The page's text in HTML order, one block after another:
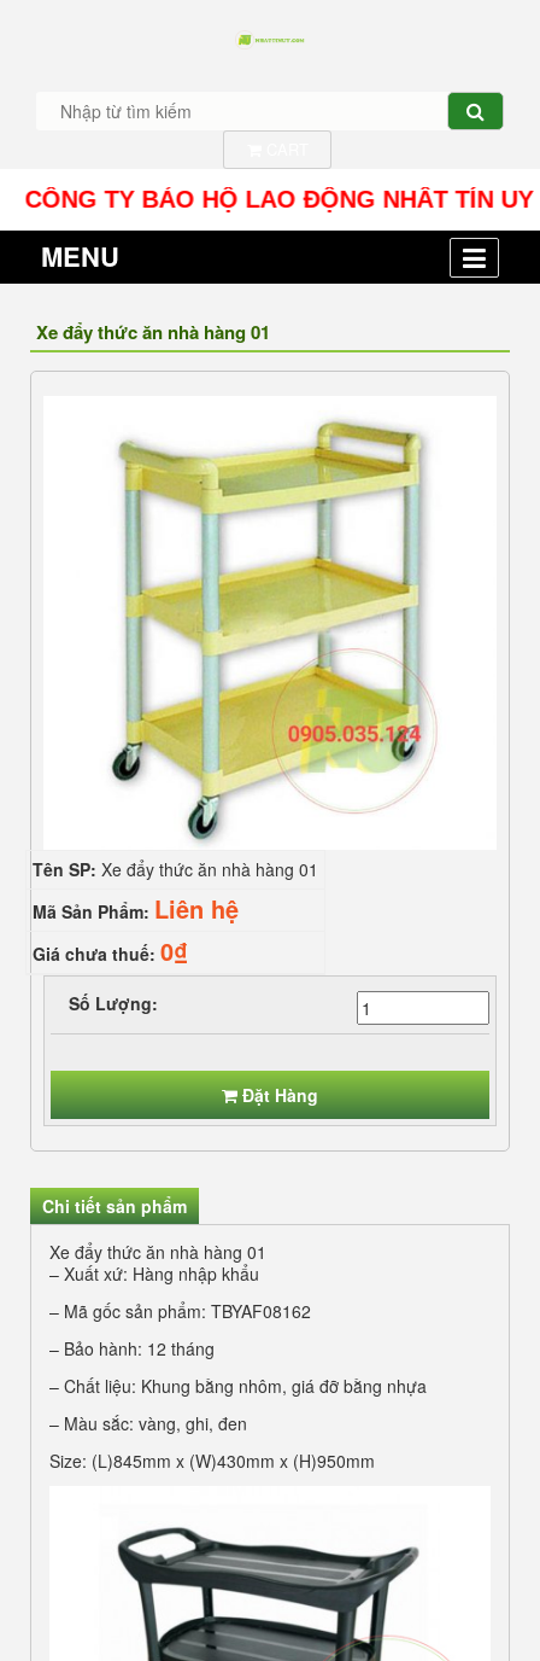
TY BẢO HỘ LAO ĐỘNG NHÂT TÍN UY -
MENU
Xe đẩy thức ăn nhà hàng 01
Tên SP: Xe đẩy thức ăn nhà hàng 01
Mã Sản Phẩm: Liên hệ
Giá chưa thuế: 0₫
Số Lượng:
Đặt Hàng
Chi tiết sản phẩm
Xe đẩy thức ăn nhà hàng 01
– Xuất xứ: Hàng nhập khẩu
– Mã gốc sản phẩm: TBYAF08162
– Bảo hành: 12 tháng
– Chất liệu: Khung bằng nhôm, giá đỡ bằng nhựa
– Màu sắc: vàng, ghi, đen
Size: (L)845mm x (W)430mm x (H)950mm